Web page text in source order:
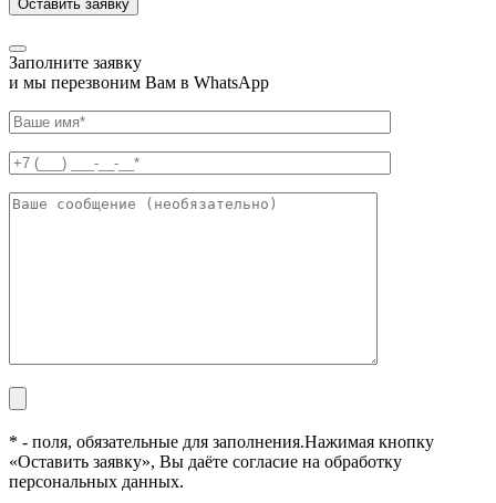
Заполните заявку
и мы перезвоним Вам в WhatsApp
* - поля, обязательные для заполнения.Нажимая кнопку
«Оставить заявку», Вы даёте согласие на обработку
персональных данных.